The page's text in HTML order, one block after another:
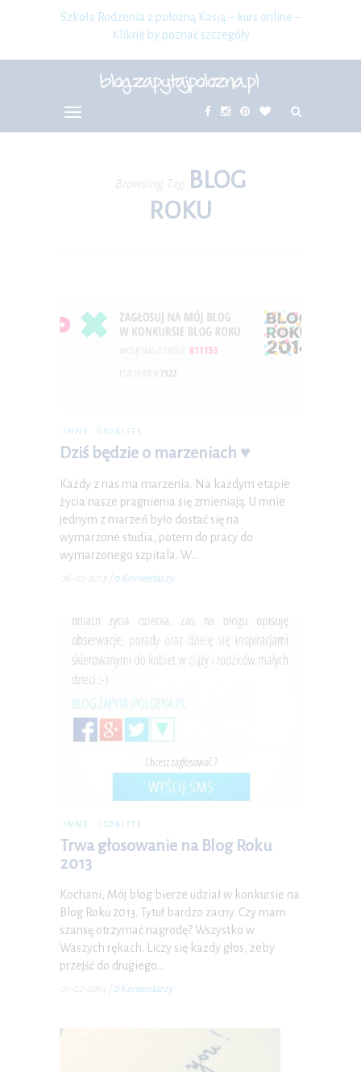
Szkoła Rodzenia z położną Kasią – kurs online –
Kliknij by poznać szczegóły
Browsing Tag
BLOG
ROKU
INNE OSOBISTE
Dziś będzie o marzeniach ♥
Każdy z nas ma marzenia. Na każdym etapie
życia nasze pragnienia się zmieniają. U mnie
jednym z marzeń było dostać się na
wymarzone studia, potem do pracy do
wymarzonego szpitala. W…
06-02-2015 0 Komentarzy
INNE OSOBISTE
Trwa głosowanie na Blog Roku
2013
Kochani, Mój blog bierze udział w konkursie na
Blog Roku 2013. Tytuł bardzo zacny. Czy mam
szansę otrzymać nagrodę? Wszystko w
Waszych rękach. Liczy się każdy głos, żeby
przejść do drugiego…
01-02-2014 0 Komentarzy